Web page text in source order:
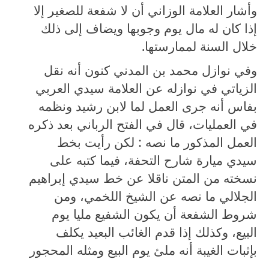
وأشار العلامة الوزاني أن لا شفعة للصغير إلا
إذا كان له مال يوم وجوبها ويضاف إلى ذلك
خلال السنة لممارستها.
وفي نوازل محمد بن المدني كنون أنه نقل
الزياتي في نوازله عن العلامة سيدي العربي
بفاس أنه جرى العمل لما لابن رشيد ونظمه
في العمليات، قال في الفتح الرباني بعد ذكره
العمل المذكور ما نصه : لكن رأيت بخط
سيدي ميارة شارح التحفة، فيما كتبه على
نسخته من المتن ناقلا عن خط سيدي إبراهيم
الجلالي ما نصه عن الشيخ اللخمي، ومن
شروط الشفعة أن يكون الشفيع مليا يوم
البيع، وكذلك إذا قدم الغائب البعيد يكلف
بإثبات الغيبة أنه ملئ يوم البيع ومثله المحجور